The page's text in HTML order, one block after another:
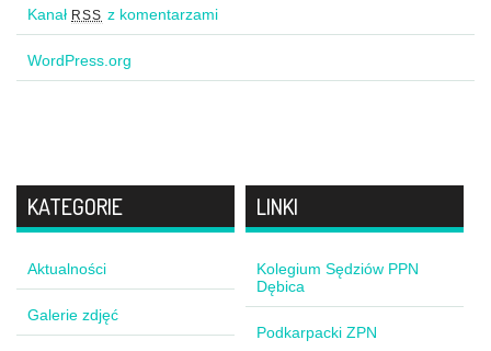
Kanał RSS z komentarzami
WordPress.org
KATEGORIE
Aktualności
Galerie zdjęć
LINKI
Kolegium Sędziów PPN
Dębica
Podkarpacki ZPN